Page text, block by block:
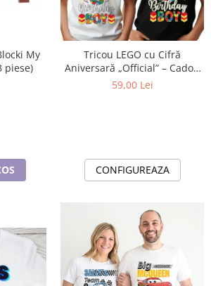
My
piese)
Tricou LEGO cu Cifră
Aniversară „Official” – Cadou
Personalizat pentru Copii | e-
59,00 Lei
CONFIGUREAZA